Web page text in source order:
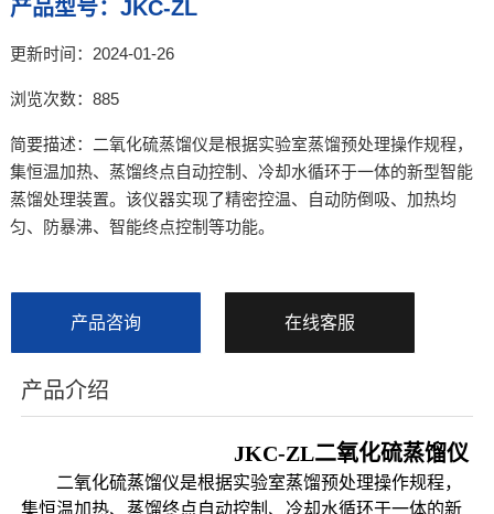
产品型号：JKC-ZL
更新时间：2024-01-26
浏览次数：885
简要描述：二氧化硫蒸馏仪是根据实验室蒸馏预处理操作规程，
集恒温加热、蒸馏终点自动控制、冷却水循环于一体的新型智能
蒸馏处理装置。该仪器实现了精密控温、自动防倒吸、加热均
匀、防暴沸、智能终点控制等功能。
产品咨询 在线客服
产品介绍
JKC-ZL二氧化硫蒸馏仪
二氧化硫蒸馏仪是根据实验室蒸馏预处理操作规程，
集恒温加热、蒸馏终点自动控制、冷却水循环于一体的新